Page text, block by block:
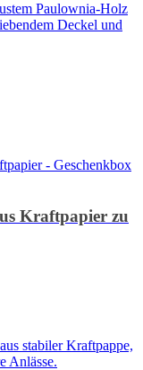
Paulownia-Holz
Deckel und
Kraftpapier zu
stabiler Kraftpappe,
Anlässe.